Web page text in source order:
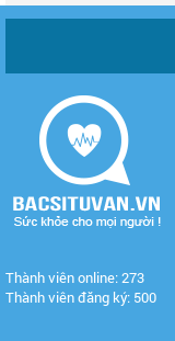
Thành viên online: 273
Thành viên đăng ký: 500